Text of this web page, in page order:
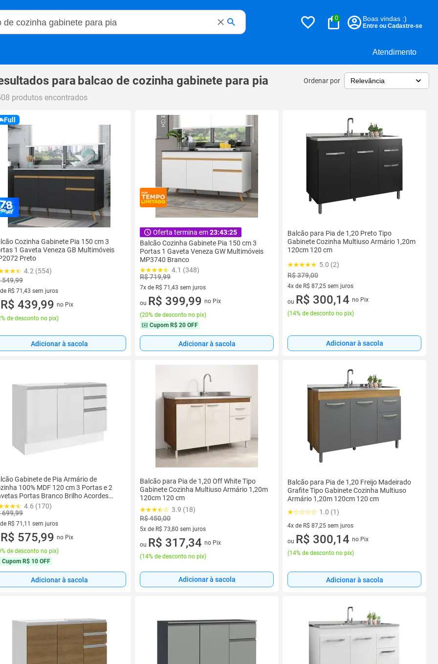
Atendimento
Magalu
0 Boas vindas :)
Entre ou Cadastre-se
para balcao de cozinha gabinete para pia Ordenar por
produtos encontrados
Full
Cozinha Gabinete Pia 150 cm 3
1 Gaveta Veneza GB Multimóveis
Preto
4.2 (554)
549,99
R$ 71,43 sem juros
de R$ 71,43 sem juros
R$ 439,99 no Pix
de desconto no pix)
Adicionar à sacola
Oferta termina em23:43:24
Balcão Cozinha Gabinete Pia 150 cm 3
Portas 1 Gaveta Veneza GW Multimóveis
MP3740 Branco
4.1 (348)
R$ 719,99
7x de R$ 71,43 sem juros
7 vez de R$ 71,43 sem juros
ou R$ 399,99 no Pix
(20% de desconto no pix)
Cupom R$ 20 OFF
Adicionar à sacola
Balcão para Pia de 1,20 Preto Tipo
Gabinete Cozinha Multiuso Armário 1,20m
120cm 120 cm
5.0 (2)
R$ 379,00
4x de R$ 87,25 sem juros
4 vez de R$ 87,25 sem juros
ou R$ 300,14 no Pix
(14% de desconto no pix)
Adicionar à sacola
Gabinete de Pia Armário de
100% MDF 120 cm 3 Portas e 2
Portas Branco Brilho Acordes
4.6 (170)
699,99
R$ 71,11 sem juros
de R$ 71,11 sem juros
R$ 575,99 no Pix
de desconto no pix)
Cupom R$ 10 OFF
Adicionar à sacola
Balcão para Pia de 1,20 Off White Tipo
Gabinete Cozinha Multiuso Armário 1,20m
120cm 120 cm
3.9 (18)
R$ 450,00
5x de R$ 73,80 sem juros
5 vez de R$ 73,80 sem juros
ou R$ 317,34 no Pix
(14% de desconto no pix)
Adicionar à sacola
Balcão para Pia de 1,20 Freijo Madeirado
Grafite Tipo Gabinete Cozinha Multiuso
Armário 1,20m 120cm 120 cm
1.0 (1)
4x de R$ 87,25 sem juros
4 vez de R$ 87,25 sem juros
ou R$ 300,14 no Pix
(14% de desconto no pix)
Adicionar à sacola